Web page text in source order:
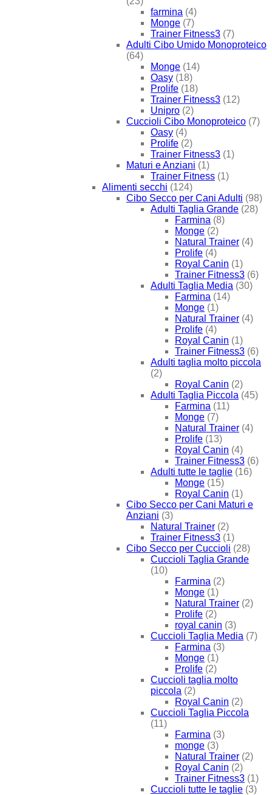
farmina (4)
Monge (7)
Trainer Fitness3 (7)
Adulti Cibo Umido Monoproteico
(64)
Monge (14)
Oasy (18)
Prolife (18)
Trainer Fitness3 (12)
Unipro (2)
Cuccioli Cibo Monoproteico (7)
Oasy (4)
Prolife (2)
Trainer Fitness3 (1)
Maturi e Anziani (1)
Trainer Fitness (1)
Alimenti secchi (124)
Cibo Secco per Cani Adulti (98)
Adulti Taglia Grande (28)
Farmina (8)
Monge (2)
Natural Trainer (4)
Prolife (4)
Royal Canin (1)
Trainer Fitness3 (6)
Adulti Taglia Media (30)
Farmina (14)
Monge (1)
Natural Trainer (4)
Prolife (4)
Royal Canin (1)
Trainer Fitness3 (6)
Adulti taglia molto piccola
(2)
Royal Canin (2)
Adulti Taglia Piccola (45)
Farmina (11)
Monge (7)
Natural Trainer (4)
Prolife (13)
Royal Canin (4)
Trainer Fitness3 (6)
Adulti tutte le taglie (16)
Monge (15)
Royal Canin (1)
Cibo Secco per Cani Maturi e
Anziani (3)
Natural Trainer (2)
Trainer Fitness3 (1)
Cibo Secco per Cuccioli (28)
Cuccioli Taglia Grande
(10)
Farmina (2)
Monge (1)
Natural Trainer (2)
Prolife (2)
royal canin (3)
Cuccioli Taglia Media (7)
Farmina (3)
Monge (1)
Prolife (2)
Cuccioli taglia molto
piccola (2)
Royal Canin (2)
Cuccioli Taglia Piccola
(11)
Farmina (3)
monge (3)
Natural Trainer (2)
Royal Canin (2)
Trainer Fitness3 (1)
Cuccioli tutte le taglie (3)